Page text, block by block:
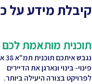
קיבלת מידע על
תוכנית מותאמת לכם
נגבש איתכם
פינוי- בינוי ונארגן את הדיירים
לפרויקט בצורה היעילה ביותר.